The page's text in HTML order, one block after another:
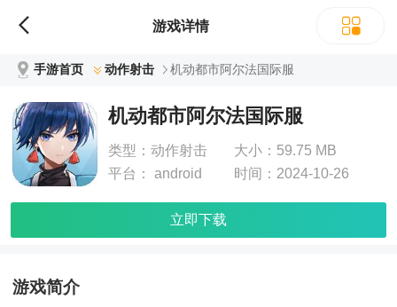
游戏详情
手游首页 动作射击 机动都市阿尔法国际服
机动都市阿尔法国际服
类型： 动作射击 大小： 59.75 MB
平台：
android 时间： 2024-10-26
立即下载
游戏简介